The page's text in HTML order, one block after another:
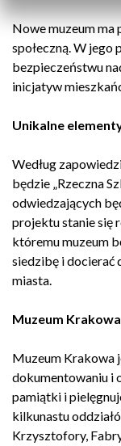
Nowe muzeum ma
społeczną. W jego
bezpieczeństwu
inicjatyw
Unikalne
Według
będzie „Rzeczna
odwiedzających
projektu stanie się
któremu muzeum
siedzibę i docierać
miasta.
Muzeum Krakowa
Muzeum Krakowa
dokumentowaniu i
pamiątki i
kilkunastu
Krzysztofory,